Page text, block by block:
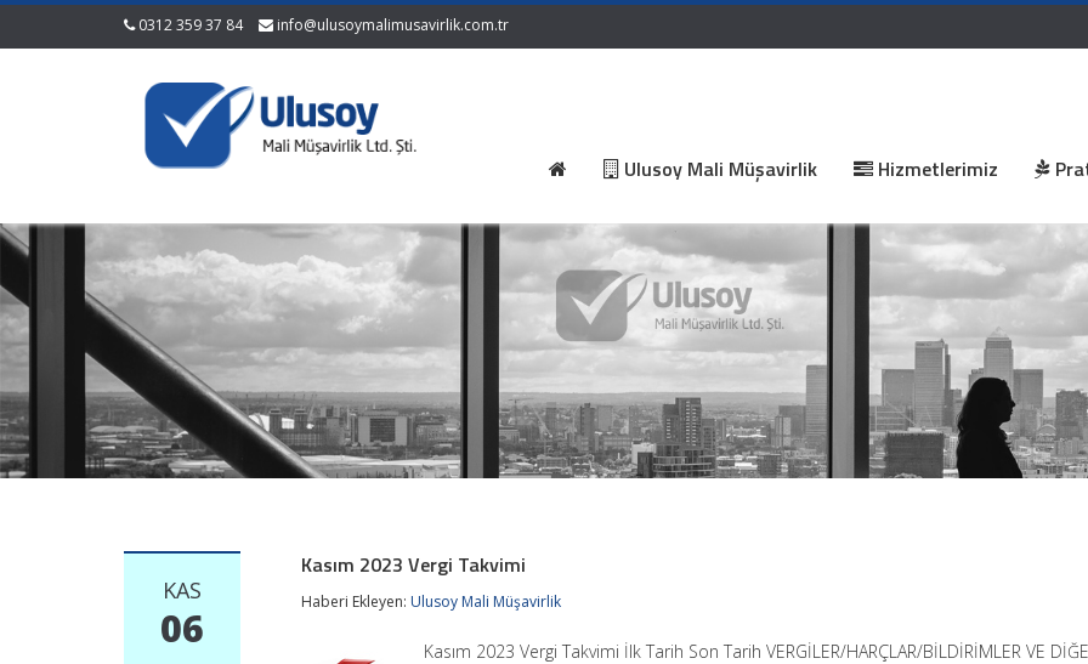
0312 359 37 84 info@ulusoymalimusavirlik.com.tr
Ulusoy Mali Müşavirlik Hizmetlerimiz
KAS
06
Kasım 2023 Vergi Takvimi
Haberi Ekleyen: Ulusoy Mali Müşavirlik
Kasım 2023 Vergi Takvimi İlk Tarih Son Tarih VERGİLER/HARÇLAR/BİLDİRİMLER VE